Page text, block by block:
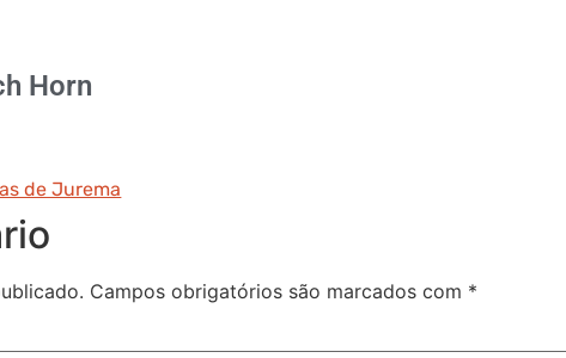
Horn
de Jurema
Campos obrigatórios são marcados com *